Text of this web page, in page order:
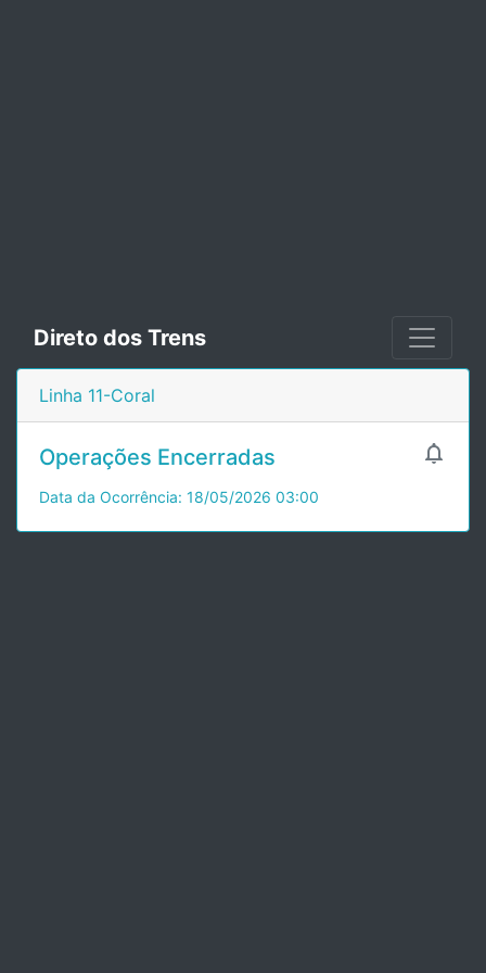
Direto dos Trens
Linha 11-Coral

Operações Encerradas
Data da Ocorrência: 18/05/2026 03:00